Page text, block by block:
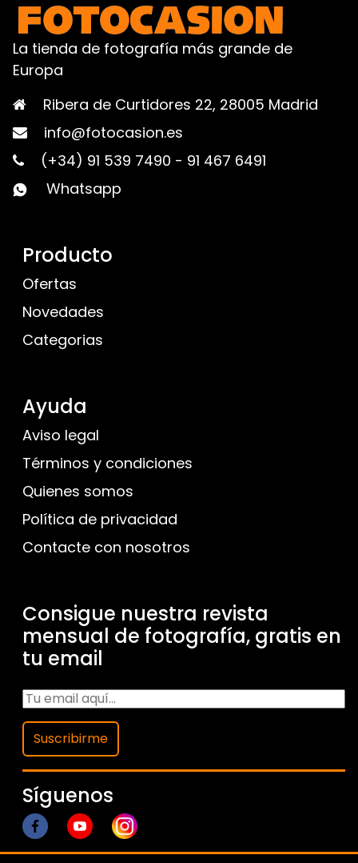
La tienda de fotografía más grande de
Europa
Ribera de Curtidores 22, 28005 Madrid
info@fotocasion.es
(+34) 91 539 7490 - 91 467 6491
Whatsapp
Producto
Ofertas
Novedades
Categorias
Ayuda
Aviso legal
Términos y condiciones
Quienes somos
Política de privacidad
Contacte con nosotros
Consigue nuestra revista
mensual de fotografía, gratis en
tu email
Suscribirme
Síguenos